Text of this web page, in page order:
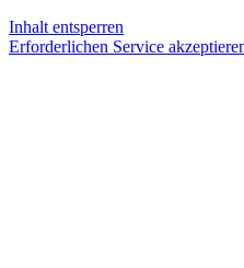
Inhalt entsperren
Erforderlichen Service